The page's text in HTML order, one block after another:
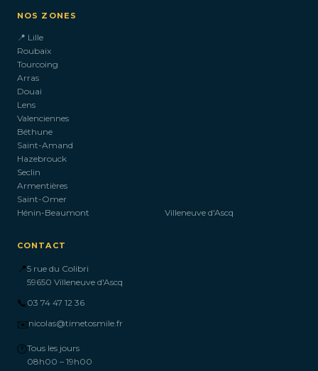
NOS ZONES
📍 Lille
Roubaix
Tourcoing
Arras
Douai
Lens
Valenciennes
Béthune
Saint-Amand
Hazebrouck
Seclin
Armentières
Saint-Omer
Hénin-Beaumont
Villeneuve d'Ascq
CONTACT
📍5 rue du Colibri
59650 Villeneuve d'Ascq
📞 03 74 47 12 36
✉️nicolas@timetosmile.fr
🕐Tous les jours
08h00 – 19h00